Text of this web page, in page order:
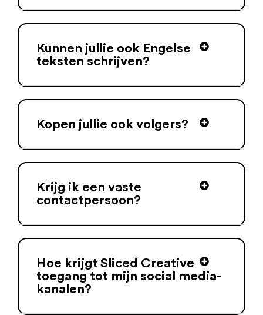
Kunnen jullie ook Engelse
teksten schrijven?
Kopen jullie ook volgers?
Krijg ik een vaste
contactpersoon?
Hoe krijgt Sliced Creative
toegang tot mijn social media-
kanalen?